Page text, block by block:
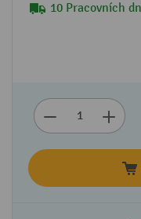
10 Pracovních